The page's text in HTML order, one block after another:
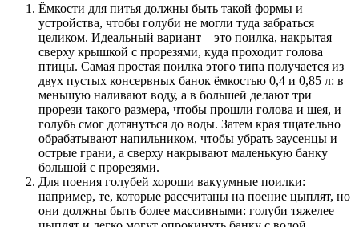
Ёмкости для питья должны быть такой формы и
устройства, чтобы голуби не могли туда забраться
целиком. Идеальный вариант – это поилка, накрытая
сверху крышкой с прорезями, куда проходит голова
птицы. Самая простая поилка этого типа получается из
двух пустых консервных банок ёмкостью 0,4 и 0,85 л: в
меньшую наливают воду, а в большей делают три
прорези такого размера, чтобы прошли голова и шея, и
голубь смог дотянуться до воды. Затем края тщательно
обрабатывают напильником, чтобы убрать заусенцы и
острые грани, а сверху накрывают маленькую банку
большой с прорезями.
Для поения голубей хороши вакуумные поилки:
например, те, которые рассчитаны на поение цыплят, но
они должны быть более массивными: голуби тяжелее